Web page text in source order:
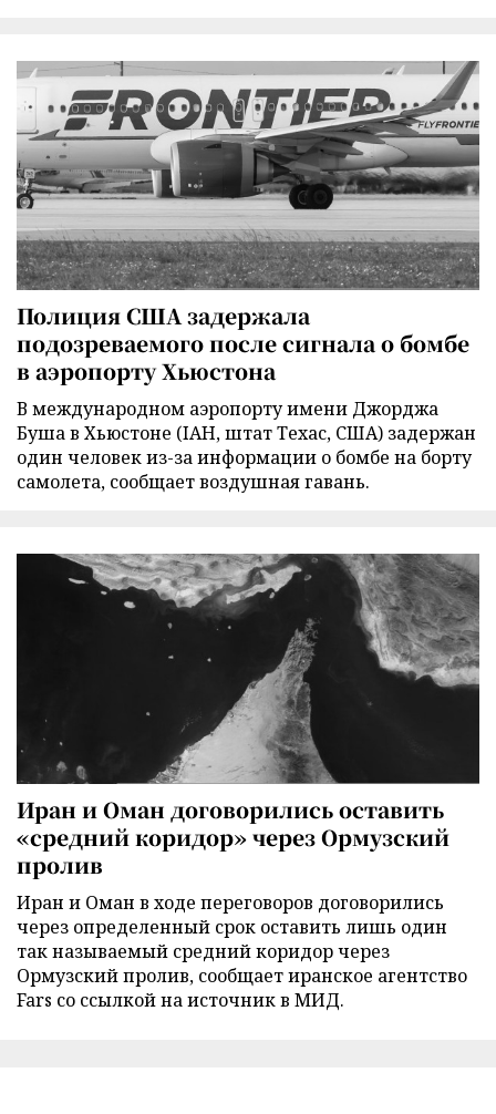
Полиция США задержала
подозреваемого после сигнала о бомбе
в аэропорту Хьюстона
В международном аэропорту имени Джорджа
Буша в Хьюстоне (IAH, штат Техас, США) задержан
один человек из-за информации о бомбе на борту
самолета, сообщает воздушная гавань.
Иран и Оман договорились оставить
«средний коридор» через Ормузский
пролив
Иран и Оман в ходе переговоров договорились
через определенный срок оставить лишь один
так называемый средний коридор через
Ормузский пролив, сообщает иранское агентство
Fars со ссылкой на источник в МИД.